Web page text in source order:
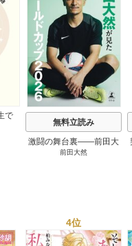
で
物
無料立読み
激闘の舞台裏――前田大
然が見たワールドカップ
前田大然
4位